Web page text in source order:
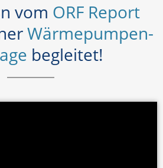
vom ORF Report
Wärmepumpen-
begleitet!